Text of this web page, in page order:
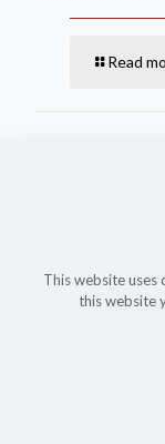
Read
This website uses
this website